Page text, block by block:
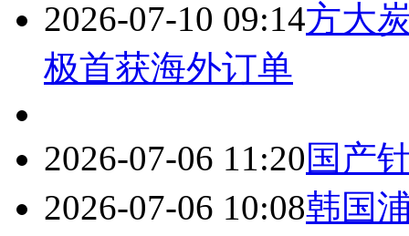
2026-07-10 09:14方大
极首获海外订单
2026-07-06 11:20国产
2026-07-06 10:08韩国